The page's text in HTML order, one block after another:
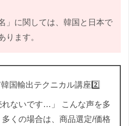
」に関しては、韓国と日本で
ります。
韓国輸出テクニカル講座2️⃣
れないです…」 こんな声を多
多くの場合は、商品選定/価格